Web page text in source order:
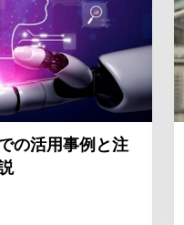
の活用事例と注